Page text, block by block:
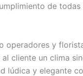
de
operadores y
cliente un clima
lúdica y elegante